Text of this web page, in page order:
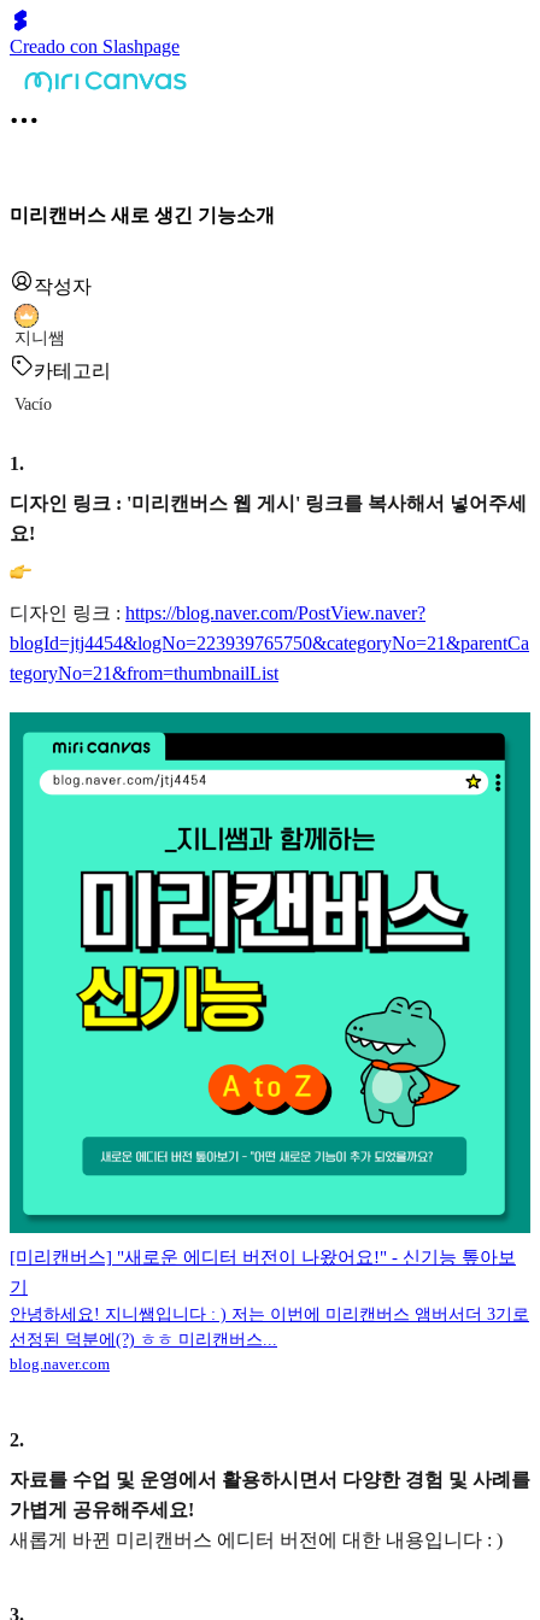
Creado con Slashpage
미리캔버스 새로 생긴 기능소개
작성자
지니쌤
카테고리
Vacío
1.
디자인 링크 : '미리캔버스 웹 게시' 링크를 복사해서 넣어주세
요!
디자인 링크 : https://blog.naver.com/PostView.naver?
blogId=jtj4454&logNo=223939765750&categoryNo=21&parentCa
tegoryNo=21&from=thumbnailList
[미리캔버스] "새로운 에디터 버전이 나왔어요!" - 신기능 톺아보
기
안녕하세요! 지니쌤입니다 : ) 저는 이번에 미리캔버스 앰버서더 3기로
선정된 덕분에(?) ㅎㅎ 미리캔버스...
blog.naver.com
2.
자료를 수업 및 운영에서 활용하시면서 다양한 경험 및 사례를
가볍게 공유해주세요!
새롭게 바뀐 미리캔버스 에디터 버전에 대한 내용입니다 : )
3.